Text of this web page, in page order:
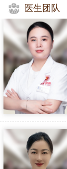
医生团队